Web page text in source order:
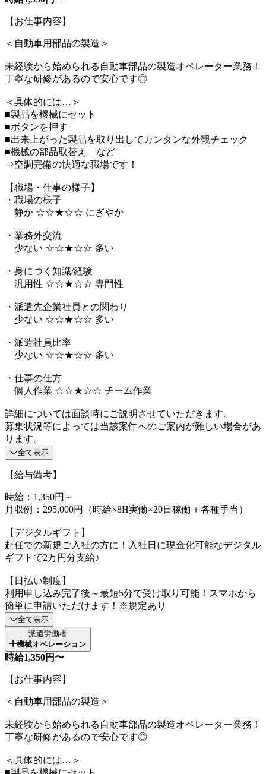
【お仕事内容】
＜自動車用部品の製造＞
未経験から始められる自動車部品の製造オペレーター業務！
丁寧な研修があるので安心です◎
＜具体的には…＞
■製品を機械にセット
■ボタンを押す
■出来上がった製品を取り出してカンタンな外観チェック
■機械の部品取替え など
⇒空調完備の快適な職場です！
【職場・仕事の様子】
・職場の様子
静か ☆☆★☆☆ にぎやか
・業務外交流
少ない ☆☆★☆☆ 多い
・身につく知識/経験
汎用性 ☆☆★☆☆ 専門性
・派遣先企業社員との関わり
少ない ☆☆★☆☆ 多い
・派遣社員比率
少ない ☆☆★☆☆ 多い
・仕事の仕方
個人作業 ☆☆★☆☆ チーム作業
詳細については面談時にご説明させていただきます。
募集状況等によっては当該案件へのご案内が難しい場合があ
ります。
全て表示
【給与備考】
時給：1,350円～
月収例：295,000円（時給×8H実働×20日稼働＋各種手当）
【デジタルギフト】
赴任での新規ご入社の方に！入社日に現金化可能なデジタル
ギフトで2万円分支給♪
【日払い制度】
利用申し込み完了後～最短5分で受け取り可能！スマホから
簡単に申請いただけます！※規定あり
全て表示
派遣労働者
機械オペレーション
時給1,350円〜
【お仕事内容】
＜自動車用部品の製造＞
未経験から始められる自動車部品の製造オペレーター業務！
丁寧な研修があるので安心です◎
＜具体的には…＞